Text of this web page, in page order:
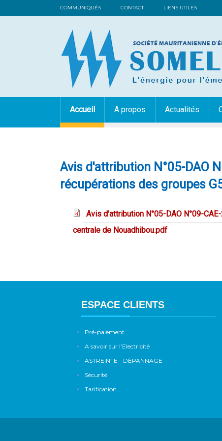
COMMUNIQUÉS CONTACT LIENS UTILES
Accueil A propos Actualités
Avis d'attribution N°05-DAO
récupérations des groupes
Avis d'attribution N°05-DAO N°09-
centrale de Nouadhibou.pdf
ESPACE CLIENTS
Pré-paiement
A savoir sur l’Electricité
ASTREINTE - DÉPANNAGE
Sécurité
Tarification